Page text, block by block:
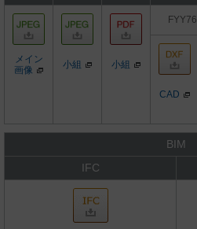
メイン
画像
小組 小組
CAD
BIM
IFC